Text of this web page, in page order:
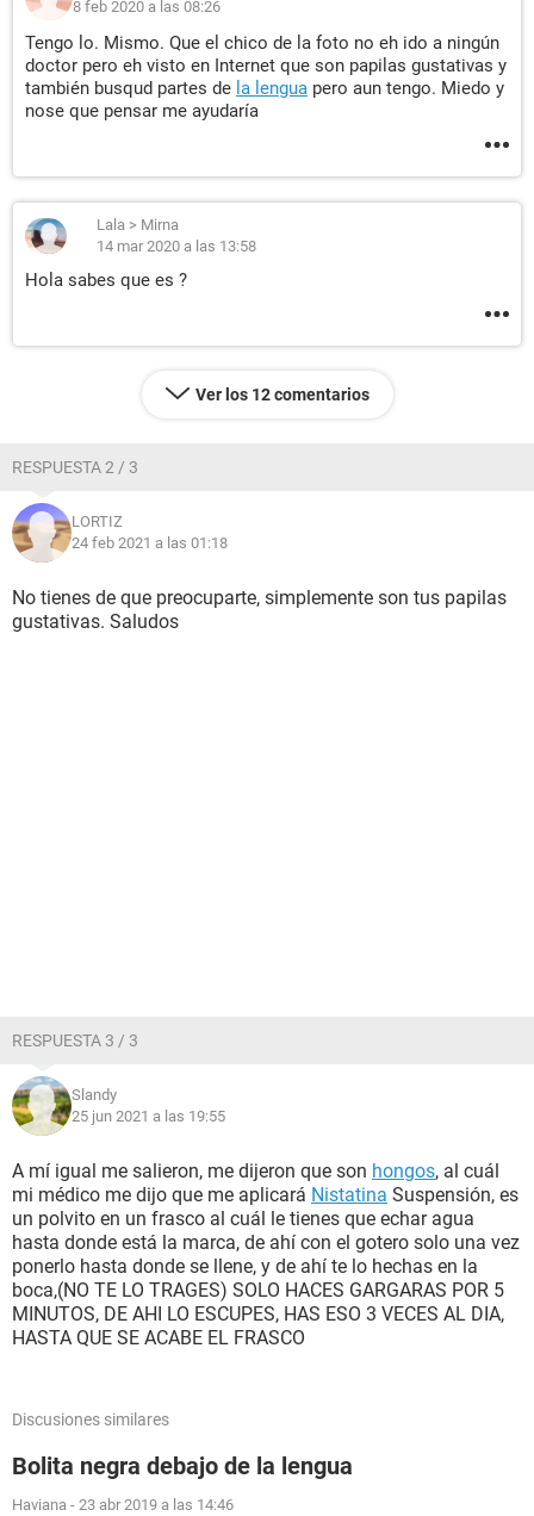
8 feb 2020 a las 08:26
Tengo lo. Mismo. Que el chico de la foto no eh ido a ningún
doctor pero eh visto en Internet que son papilas gustativas y
también busqud partes de la lengua pero aun tengo. Miedo y
nose que pensar me ayudaría
Lala > Mirna
14 mar 2020 a las 13:58
Hola sabes que es ?
Ver los 12 comentarios
RESPUESTA 2 / 3
LORTIZ
24 feb 2021 a las 01:18
No tienes de que preocuparte, simplemente son tus papilas
gustativas. Saludos
RESPUESTA 3 / 3
Slandy
25 jun 2021 a las 19:55
A mí igual me salieron, me dijeron que son hongos, al cuál
mi médico me dijo que me aplicará Nistatina Suspensión, es
un polvito en un frasco al cuál le tienes que echar agua
hasta donde está la marca, de ahí con el gotero solo una vez
ponerlo hasta donde se llene, y de ahí te lo hechas en la
boca,(NO TE LO TRAGES) SOLO HACES GARGARAS POR 5
MINUTOS, DE AHI LO ESCUPES, HAS ESO 3 VECES AL DIA,
HASTA QUE SE ACABE EL FRASCO
Discusiones similares
Bolita negra debajo de la lengua
Haviana - 23 abr 2019 a las 14:46